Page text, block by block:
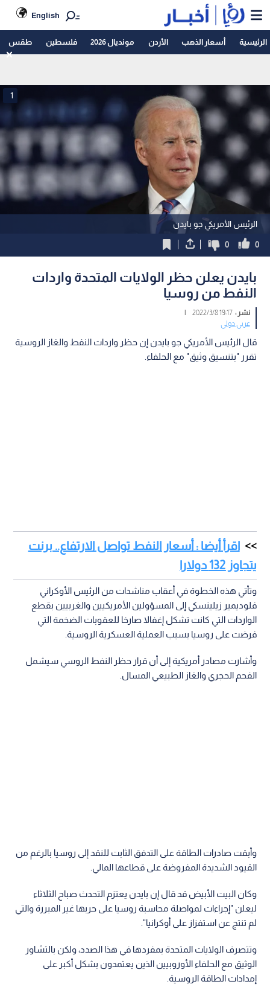
English
الرئيسية أسعار الذهب الأردن مونديال 2026 فلسطين طقس
الرئيس الأمريكي جو بايدن
1
0
0
بايدن يعلن حظر الولايات المتحدة واردات
النفط من روسيا
نشر :19:17 2022/3/8
|
عربي دولي
قال الرئيس الأمريكي جو بايدن إن حظر واردات النفط والغاز الروسية
تقرر "بتنسيق وثيق" مع الحلفاء.
اقرأ أيضا : أسعار النفط تواصل الارتفاع.. برنت
يتجاوز 132 دولارا
وتأتي هذه الخطوة في أعقاب مناشدات من الرئيس الأوكراني
فلوديمير زيلينسكي إلى المسؤولين الأمريكيين والغربيين بقطع
الواردات التي كانت تشكل إغفالا صارخا للعقوبات الضخمة التي
فرضت على روسيا بسبب العملية العسكرية الروسية.
وأشارت مصادر أمريكية إلى أن قرار حظر النفط الروسي سيشمل
الفحم الحجري والغاز الطبيعي المسال.
وأبقت صادرات الطاقة على التدفق الثابت للنقد إلى روسيا بالرغم من
القيود الشديدة المفروضة على قطاعها المالي.
وكان البيت الأبيض قد قال إن بايدن يعتزم التحدث صباح الثلاثاء
ليعلن "إجراءات لمواصلة محاسبة روسيا على حربها غير المبررة والتي
لم تنتج عن استفزاز على أوكرانيا".
وتتصرف الولايات المتحدة بمفردها في هذا الصدد، ولكن بالتشاور
الوثيق مع الحلفاء الأوروبيين الذين يعتمدون بشكل أكبر على
إمدادات الطاقة الروسية.